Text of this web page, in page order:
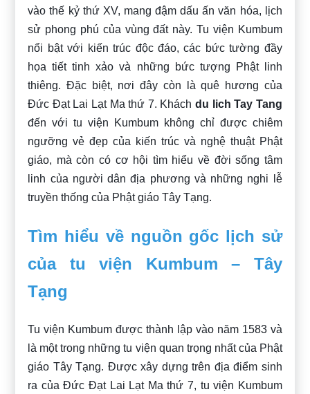
vào thế kỷ thứ XV, mang đậm dấu ấn văn hóa, lịch
sử phong phú của vùng đất này. Tu viện Kumbum
nổi bật với kiến trúc độc đáo, các bức tường đầy
họa tiết tinh xảo và những bức tượng Phật linh
thiêng. Đặc biệt, nơi đây còn là quê hương của
Đức Đạt Lai Lạt Ma thứ 7. Khách du lich Tay Tang
đến với tu viện Kumbum không chỉ được chiêm
ngưỡng vẻ đẹp của kiến trúc và nghệ thuật Phật
giáo, mà còn có cơ hội tìm hiểu về đời sống tâm
linh của người dân địa phương và những nghi lễ
truyền thống của Phật giáo Tây Tạng.
Tìm hiểu về nguồn gốc lịch sử
của tu viện Kumbum – Tây
Tạng
Tu viện Kumbum được thành lập vào năm 1583 và
là một trong những tu viện quan trọng nhất của Phật
giáo Tây Tạng. Được xây dựng trên địa điểm sinh
ra của Đức Đạt Lai Lạt Ma thứ 7, tu viện Kumbum